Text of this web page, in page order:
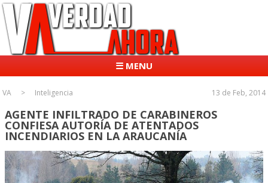
☰ MENU
VA Inteligencia 13 de Feb, 2014
AGENTE INFILTRADO DE CARABINEROS
CONFIESA AUTORÍA DE ATENTADOS
INCENDIARIOS EN LA ARAUCANÍA